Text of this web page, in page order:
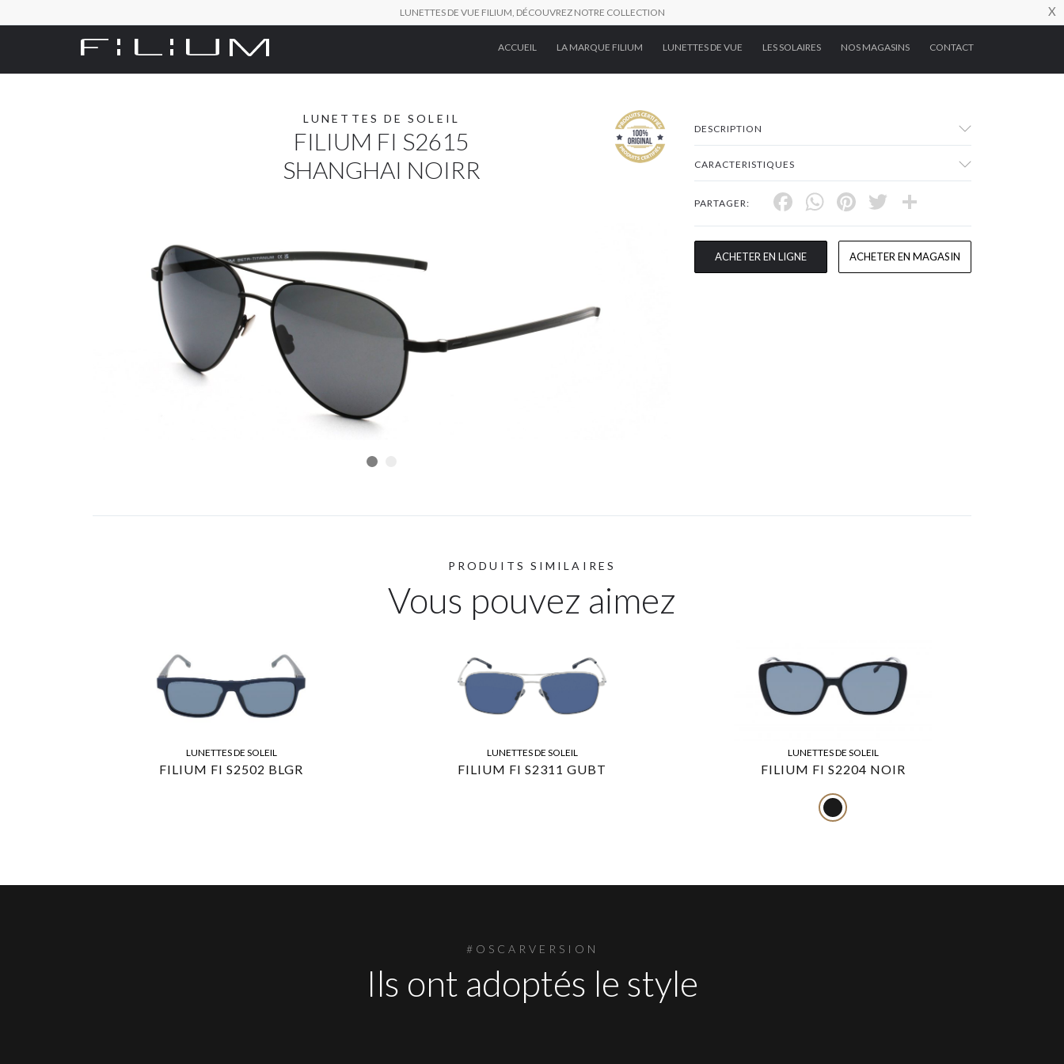
LUNETTES DE VUE FILIUM, DÉCOUVREZ NOTRE COLLECTION X
ACCUEIL LA MARQUE FILIUM LUNETTES DE VUE LES SOLAIRES NOS MAGASINS CONTACT
LUNETTES DE SOLEIL
FILIUM FI S2615
SHANGHAI NOIRR
DESCRIPTION
CARACTERISTIQUES
PARTAGER: Facebook
WhatsApp
Pinterest
Twitter
ACHETER EN LIGNE ACHETER EN MAGASIN
PRODUITS SIMILAIRES
Vous pouvez aimez
LUNETTES DE SOLEIL
FILIUM FI S2502 BLGR
LUNETTES DE SOLEIL
FILIUM FI S2311 GUBT
LUNETTES DE SOLEIL
FILIUM FI S2204 NOIR
#OSCARVERSION
Ils ont adoptés le style